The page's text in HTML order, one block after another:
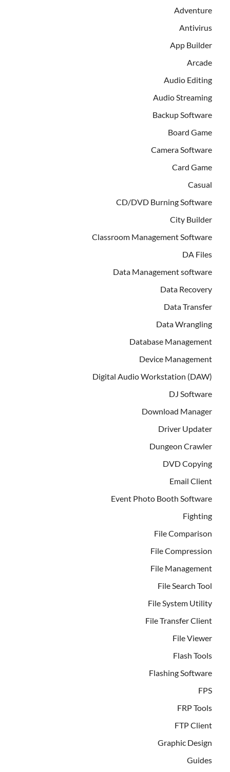
Adventure
Antivirus
App Builder
Arcade
Audio Editing
Audio Streaming
Backup Software
Board Game
Camera Software
Card Game
Casual
CD/DVD Burning Software
City Builder
Classroom Management Software
DA Files
Data Management software
Data Recovery
Data Transfer
Data Wrangling
Database Management
Device Management
Digital Audio Workstation (DAW)
DJ Software
Download Manager
Driver Updater
Dungeon Crawler
DVD Copying
Email Client
Event Photo Booth Software
Fighting
File Comparison
File Compression
File Management
File Search Tool
File System Utility
File Transfer Client
File Viewer
Flash Tools
Flashing Software
FPS
FRP Tools
FTP Client
Graphic Design
Guides